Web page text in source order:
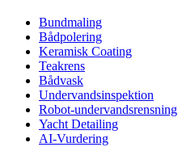
Bundmaling
Bådpolering
Keramisk Coating
Teakrens
Bådvask
Undervandsinspektion
Robot-undervandsrensning
Yacht Detailing
AI-Vurdering